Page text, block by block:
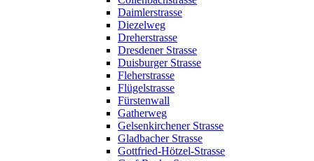
Daimlerstrasse
Diezelweg
Dreherstrasse
Dresdener Strasse
Duisburger Strasse
Fleherstrasse
Flügelstrasse
Fürstenwall
Gatherweg
Gelsenkirchener Strasse
Gladbacher Strasse
Gottfried-Hötzel-Strasse